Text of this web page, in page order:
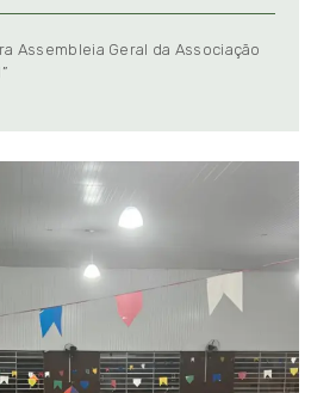
Assembleia Geral da Associação